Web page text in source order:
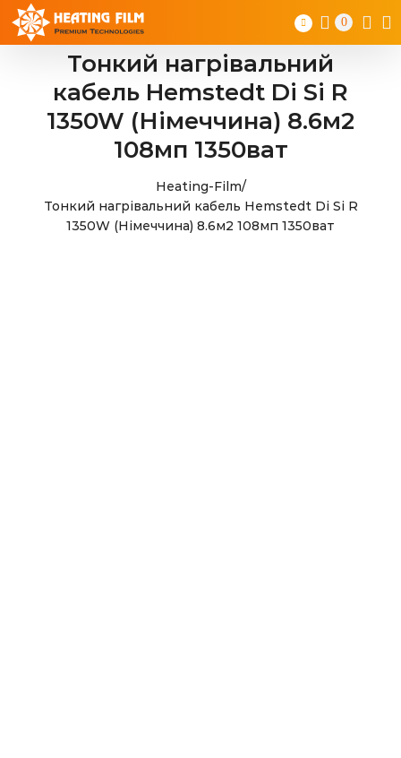
Skip
0
Тонкий нагрівальний
кабель Hemstedt Di Si R
1350W (Німеччина) 8.6м2
108мп 1350ват
Heating-Film/
Тонкий нагрівальний кабель Hemstedt Di Si R
1350W (Німеччина) 8.6м2 108мп 1350ват